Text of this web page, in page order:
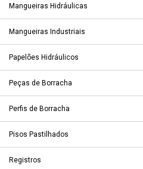
Mangueiras Hidráulicas
Mangueiras Industriais
Papelões Hidráulicos
Peças de Borracha
Perfis de Borracha
Pisos Pastilhados
Registros